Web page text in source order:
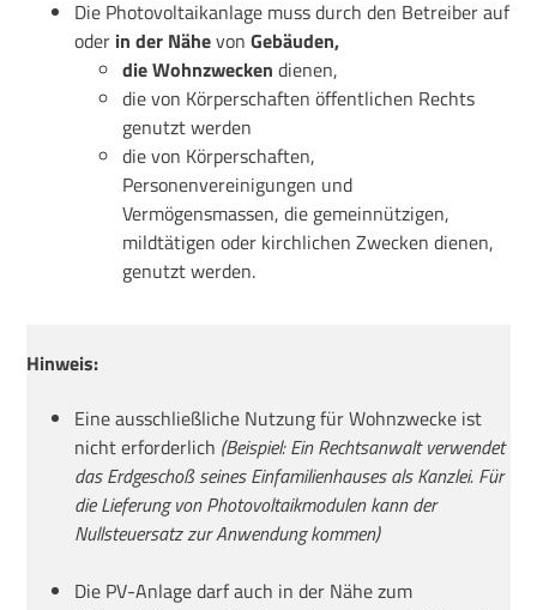
Die Photovoltaikanlage muss durch den Betreiber auf
oder in der Nähevon Gebäuden,
die Wohnzwecken dienen,
die von Körperschaften öffentlichen Rechts
genutzt werden
die von Körperschaften,
Personenvereinigungen und
Vermögensmassen, die gemeinnützigen,
mildtätigen oder kirchlichen Zwecken dienen,
genutzt werden.
Hinweis:
Eine ausschließliche Nutzung für Wohnzwecke ist
nicht erforderlich (Beispiel: Ein Rechtsanwalt verwendet
das Erdgeschoß seines Einfamilienhauses als Kanzlei. Für
die Lieferung von Photovoltaikmodulen kann der
Nullsteuersatz zur Anwendung kommen)
Die PV-Anlage darf auch in der Nähe zum